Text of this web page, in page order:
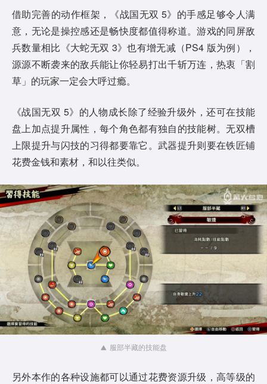
借助完善的动作框架，《战国无双 5》的手感足够令人满
意，无论是操控感还是畅快度都值得称道。游戏的同屏敌
兵数量相比《大蛇无双 3》也有增无减（PS4 版为例），
源源不断袭来的敌兵能让你轻易打出千斩万连，热衷「割
草」的玩家一定会大呼过瘾。
《战国无双 5》的人物成长除了经验升级外，还可在技能
盘上加点提升属性，每个角色都有独自的技能树。无双槽
上限提升与闪技的习得都要靠它。武器提升则要在铁匠铺
花费金钱和素材，和以往类似。
服部半藏的技能盘
另外本作的各种设施都可以通过花费资源升级，高等级的